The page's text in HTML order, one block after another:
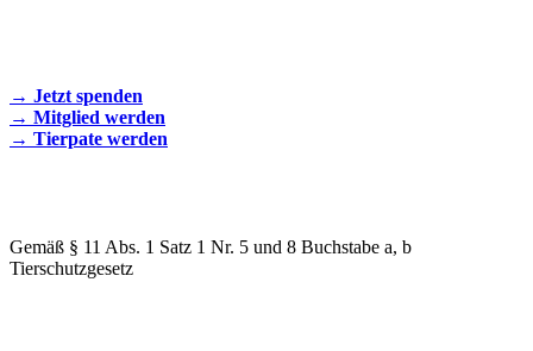
→ Jetzt spenden
→ Mitglied werden
→ Tierpate werden
Gemäß § 11 Abs. 1 Satz 1 Nr. 5 und 8 Buchstabe a, b
Tierschutzgesetz